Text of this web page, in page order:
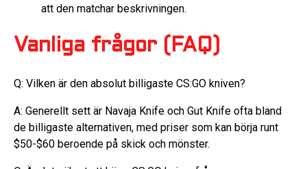
att den matchar beskrivningen.
Vanliga frågor (FAQ)
Q: Vilken är den absolut billigaste CS:GO kniven?
A: Generellt sett är Navaja Knife och Gut Knife ofta bland
de billigaste alternativen, med priser som kan börja runt
$50-$60 beroende på skick och mönster.